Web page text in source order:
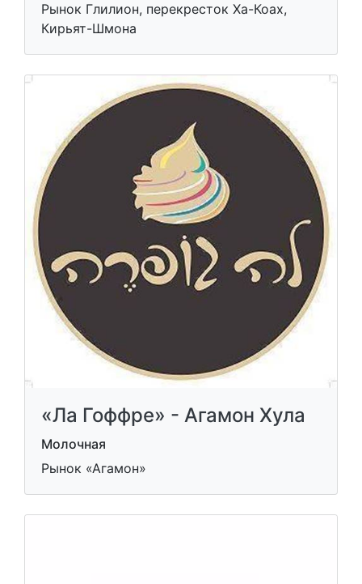
Рынок Глилион, перекресток Ха-Коах,
Кирьят-Шмона
«Ла Гоффре» - Агамон Хула
Молочная
Рынок «Агамон»